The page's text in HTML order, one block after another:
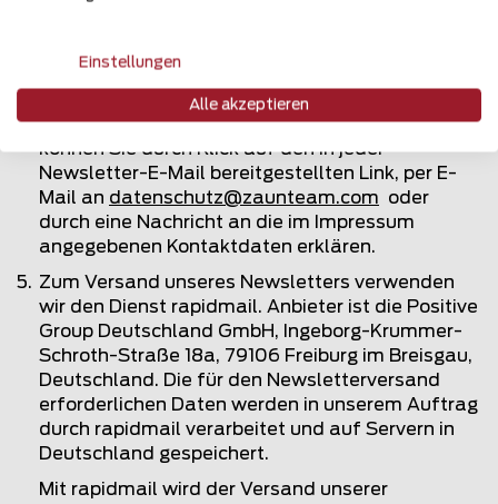
Ihre Einwilligung in die Übersendung des
Newsletters können Sie jederzeit widerrufen und
den Newsletter abbestellen. Den Widerruf
können Sie durch Klick auf den in jeder
Newsletter-E-Mail bereitgestellten Link, per E-
Mail an datenschutz@zaunteam.com oder
durch eine Nachricht an die im Impressum
angegebenen Kontaktdaten erklären.
Zum Versand unseres Newsletters verwenden
wir den Dienst rapidmail. Anbieter ist die Positive
Group Deutschland GmbH, Ingeborg-Krummer-
Schroth-Straße 18a, 79106 Freiburg im Breisgau,
Deutschland. Die für den Newsletterversand
erforderlichen Daten werden in unserem Auftrag
durch rapidmail verarbeitet und auf Servern in
Deutschland gespeichert.
Mit rapidmail wird der Versand unserer
Einstellungen
Alle akzeptieren